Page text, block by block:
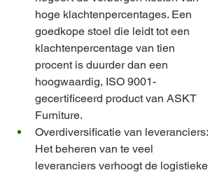
hoge klachtenpercentages. Een
goedkope stoel die leidt tot een
klachtenpercentage van tien
procent is duurder dan een
hoogwaardig, ISO 9001-
gecertificeerd product van ASKT
Furniture.
Overdiversificatie van leveranciers:
Het beheren van te veel
leveranciers verhoogt de logistieke